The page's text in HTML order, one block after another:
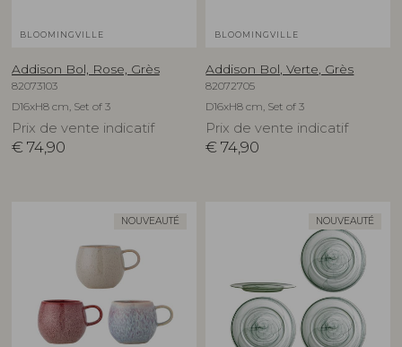
BLOOMINGVILLE
Addison Bol, Rose, Grès
82073103
D16xH8 cm, Set of 3
Prix de vente indicatif
€ 74,90
BLOOMINGVILLE
Addison Bol, Verte, Grès
82072705
D16xH8 cm, Set of 3
Prix de vente indicatif
€ 74,90
NOUVEAUTÉ NOUVEAUTÉ